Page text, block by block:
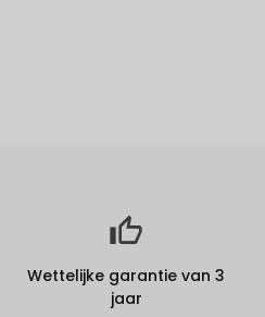
Wettelijke garantie van 3
jaar